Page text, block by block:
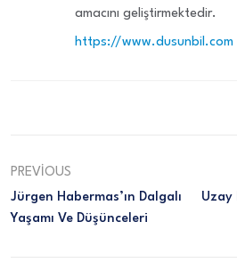
amacını geliştirmektedir.
https://www.dusunbil.com
PREVIOUS
Jürgen Habermas’ın Dalgalı
Yaşamı Ve Düşünceleri
Uzay